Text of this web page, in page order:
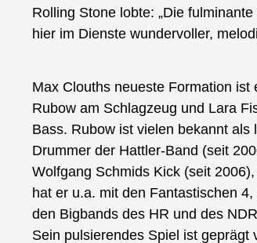
Rolling Stone lobte: „Die
hier im Dienste wundervoller,
Max Clouths neueste Formation ist
Rubow am Schlagzeug und Lara
Bass. Rubow ist vielen bekannt als
Drummer der Hattler-Band (seit
Wolfgang Schmids Kick (seit
hat er u.a. mit den Fantastischen
den Bigbands des HR und des
Sein pulsierendes Spiel ist geprägt